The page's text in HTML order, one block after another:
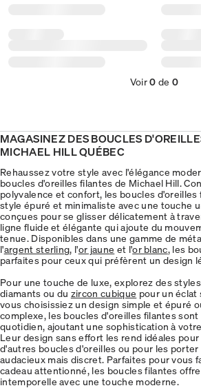
Voir0 de 0
MAGASINEZ DES BOUCLES
MICHAEL HILLQUÉBEC
Rehaussez votre style avec l'élégance
boucles d'oreilles filantes de Michael Hill.
polyvalence et confort, les boucles
style épuré et minimaliste avec une touche
conçues pour se glisser délicatement à
ligne fluide et élégante qui ajoute du
tenue. Disponibles dans une gamme de
l'argent sterling, l'or jaune et l'or blanc, les
parfaites pour ceux qui préfèrent un design
Pour une touche de luxe, explorez des
diamants ou du zircon cubique pour un éclat
vous choisissiez un design simple et épuré
complexe, les boucles d'oreilles filantes
quotidien, ajoutant une sophistication à
Leur design sans effort les rend idéales
d'autres boucles d'oreilles ou pour les
audacieux mais discret. Parfaites pour vous
cadeau attentionné, les boucles filantes
intemporelle avec une touche moderne.